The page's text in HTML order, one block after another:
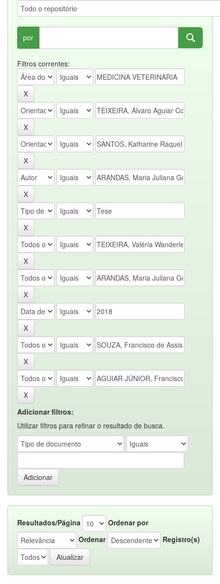
por
Filtros correntes:
Adicionar filtros:
Utilizar filtros para refinar o resultado de busca.
Resultados/Página
Ordenar por
Ordenar
Registro(s)